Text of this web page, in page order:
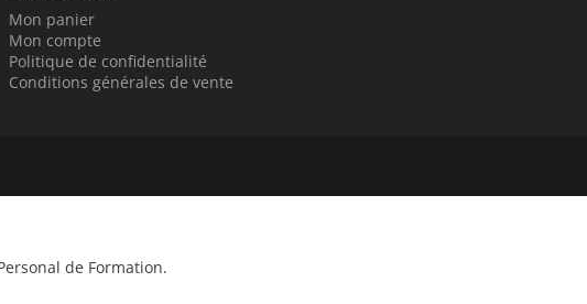
Mon panier
Mon compte
Politique de confidentialité
Conditions générales de vente
de Formation.